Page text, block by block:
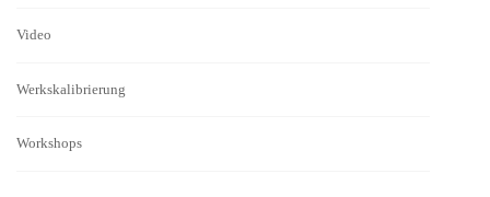
Video
Werkskalibrierung
Workshops